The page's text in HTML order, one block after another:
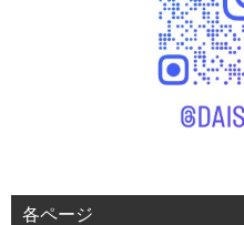
各ページ